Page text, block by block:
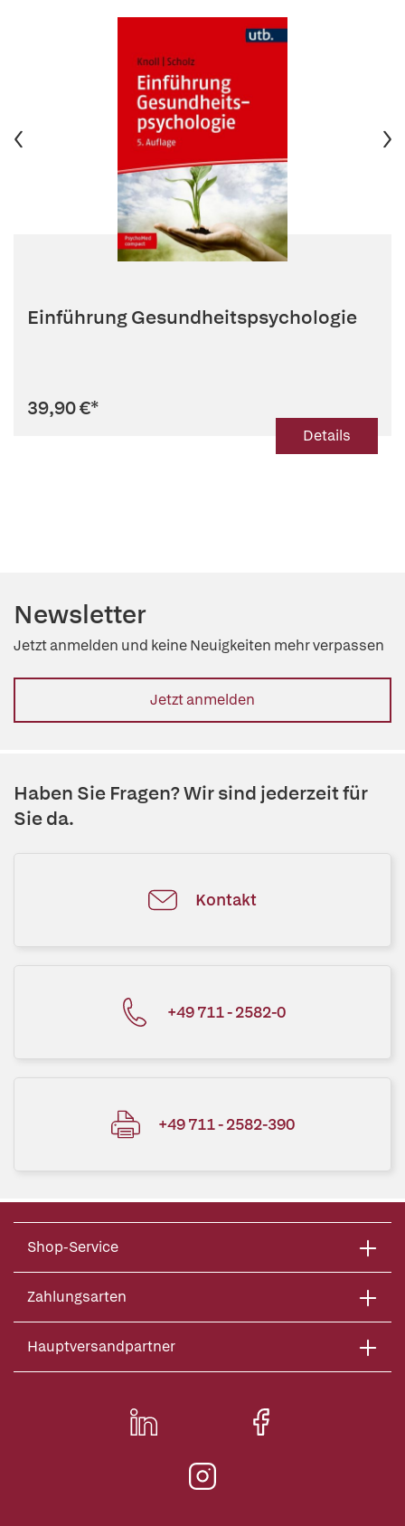
Einführung Gesundheitspsychologie
39,90 €*
Details
Newsletter
Jetzt anmelden und keine Neuigkeiten mehr verpassen
Jetzt anmelden
Haben Sie Fragen? Wir sind jederzeit für
Sie da.
Kontakt
+49 711 - 2582-0
+49 711 - 2582-390
Shop-Service
Zahlungsarten
Hauptversandpartner